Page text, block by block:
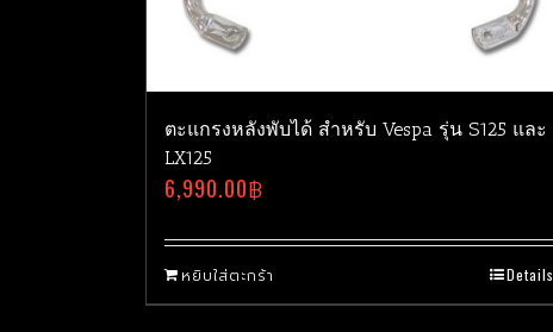
ตะแกรงหลังพับได้ สำหรับ Vespa รุ่น S125 และ
LX125
6,990.00฿
หยิบใส่ตะกร้า Details